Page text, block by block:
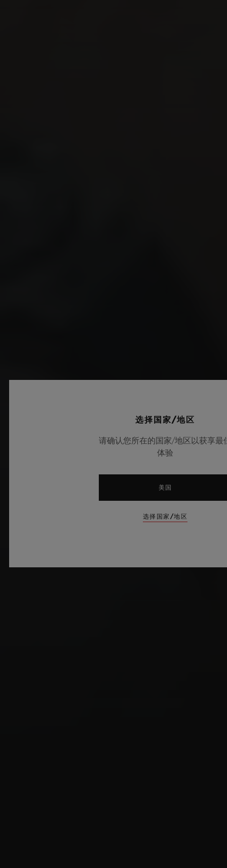
选择国家/地区
请确认您所在的国家/地区以获享最
体验
美国
选择国家/地区